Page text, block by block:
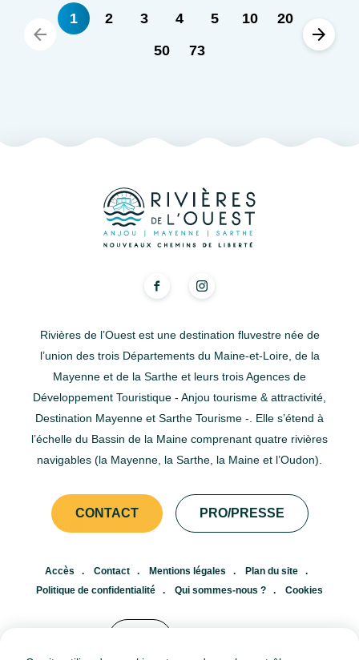
1 2 3 4 5 10
20
50
73
Rivières de l’Ouest est une destination fluvestre née de
l’union des trois Départements du Maine-et-Loire, de la
Mayenne et de la Sarthe et leurs trois Agences de
Développement Touristique - Anjou tourisme & attractivité,
Destination Mayenne et Sarthe Tourisme -. Elle s’étend à
l’échelle du Bassin de la Maine comprenant quatre rivières
navigables (la Mayenne, la Sarthe, la Maine et l’Oudon).
CONTACT PRO/PRESSE
Accès Contact Mentions légales
Plan du site
Politique de confidentialité
Qui sommes-nous ? Cookies